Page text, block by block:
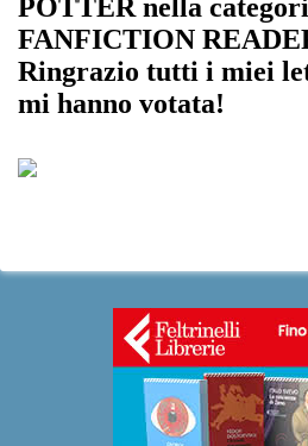
POTTER nella
FANFICTION
Ringrazio tutti i miei
mi hanno votata!